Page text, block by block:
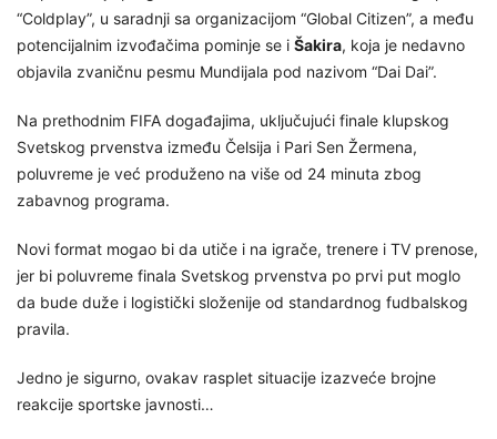
“Coldplay”, u saradnji sa organizacijom “Global Citizen”, a među
potencijalnim izvođačima pominje se i Šakira, koja je nedavno
objavila zvaničnu pesmu Mundijala pod nazivom “Dai Dai”.
Na prethodnim FIFA događajima, uključujući finale klupskog
Svetskog prvenstva između Čelsija i Pari Sen Žermena,
poluvreme je već produženo na više od 24 minuta zbog
zabavnog programa.
Novi format mogao bi da utiče i na igrače, trenere i TV prenose,
jer bi poluvreme finala Svetskog prvenstva po prvi put moglo
da bude duže i logistički složenije od standardnog fudbalskog
pravila.
Jedno je sigurno, ovakav rasplet situacije izazveće brojne
reakcije sportske javnosti…